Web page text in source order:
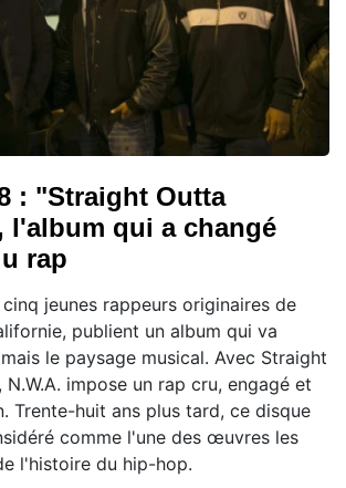
: "Straight Outta
l'album qui a changé
rap
jeunes rappeurs originaires de
publient un album qui va
le paysage musical. Avec Straight
impose un rap cru, engagé et
Trente-huit ans plus tard, ce disque
comme l'une des œuvres les
l'histoire du hip-hop.